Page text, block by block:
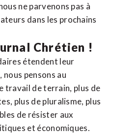
ne parvenons pas à
dans les prochains
Chrétien !
étendent leur
pensons au
travail de terrain, plus de
plus de pluralisme, plus
de résister aux
et économiques.